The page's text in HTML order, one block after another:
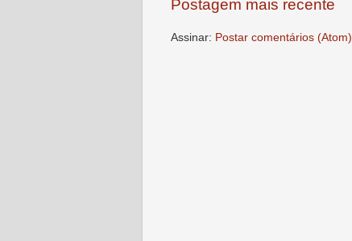
Postagem mais recente
Assinar: Postar comentários (Atom)